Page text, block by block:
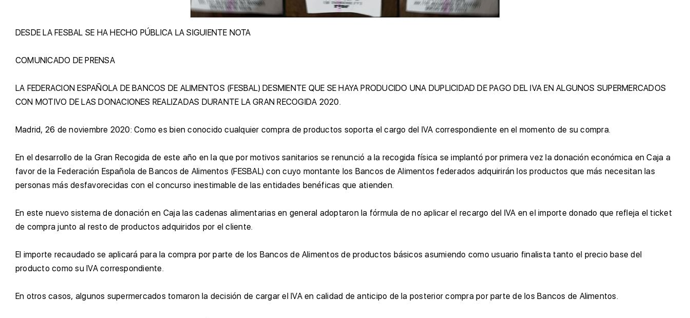
DESDE LA FESBAL SE HA HECHO PÚBLICA LA SIGUIENTE NOTA
COMUNICADO DE PRENSA
LA FEDERACION ESPAÑOLA DE BANCOS DE ALIMENTOS (FESBAL) DESMIENTE QUE SE HAYA PRODUCIDO UNA DUPLICIDAD DE PAGO DEL IVA EN ALGUNOS SUPERMERCADOS
CON MOTIVO DE LAS DONACIONES REALIZADAS DURANTE LA GRAN RECOGIDA 2020.
Madrid, 26 de noviembre 2020: Como es bien conocido cualquier compra de productos soporta el cargo del IVA correspondiente en el momento de su compra.
En el desarrollo de la Gran Recogida de este año en la que por motivos sanitarios se renunció a la recogida física se implantó por primera vez la donación económica en Caja a
favor de la Federación Española de Bancos de Alimentos (FESBAL) con cuyo montante los Bancos de Alimentos federados adquirirán los productos que más necesitan las
personas más desfavorecidas con el concurso inestimable de las entidades benéficas que atienden.
En este nuevo sistema de donación en Caja las cadenas alimentarias en general adoptaron la fórmula de no aplicar el recargo del IVA en el importe donado que refleja el ticket
de compra junto al resto de productos adquiridos por el cliente.
El importe recaudado se aplicará para la compra por parte de los Bancos de Alimentos de productos básicos asumiendo como usuario finalista tanto el precio base del
producto como su IVA correspondiente.
En otros casos, algunos supermercados tomaron la decisión de cargar el IVA en calidad de anticipo de la posterior compra por parte de los Bancos de Alimentos.